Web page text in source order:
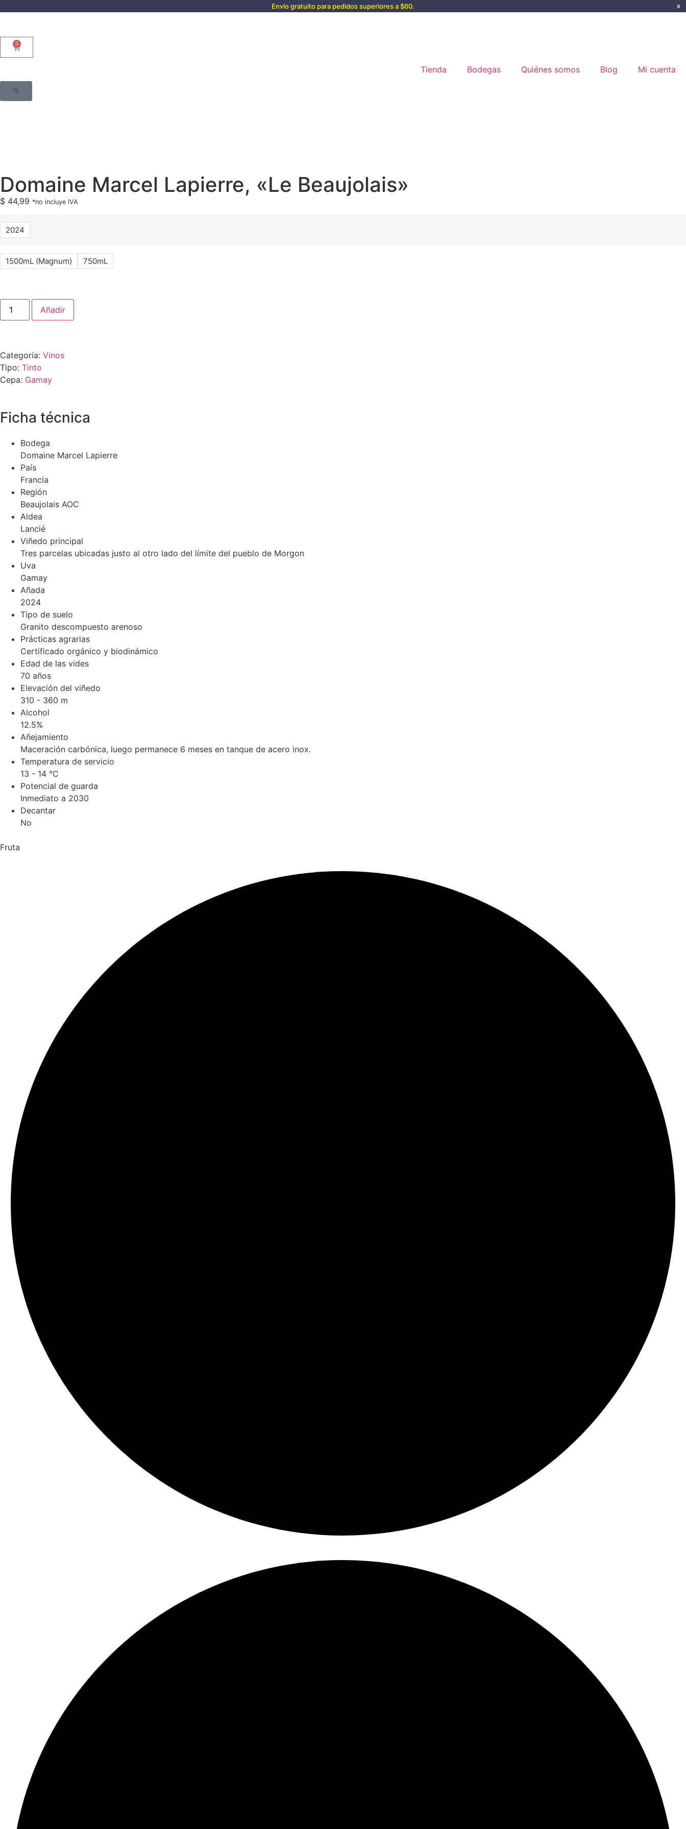
X
Envío gratuito para pedidos superiores a $60.
0
Tienda Bodegas Quiénes somos Blog Mi cuenta
Domaine Marcel Lapierre, «Le Beaujolais»
$ 44,99 *no incluye IVA
2024
1500mL (Magnum) 750mL
Añadir
Categoría: Vinos
Tipo: Tinto
Cepa: Gamay
Ficha técnica
Bodega
Domaine Marcel Lapierre
País
Francia
Región
Beaujolais AOC
Aldea
Lancié
Viñedo principal
Tres parcelas ubicadas justo al otro lado del límite del pueblo de Morgon
Uva
Gamay
Añada
2024
Tipo de suelo
Granito descompuesto arenoso
Prácticas agrarias
Certificado orgánico y biodinámico
Edad de las vides
70 años
Elevación del viñedo
310 - 360 m
Alcohol
12.5%
Añejamiento
Maceración carbónica, luego permanece 6 meses en tanque de acero inox.
Temperatura de servicio
13 - 14 °C
Potencial de guarda
Inmediato a 2030
Decantar
No
Fruta